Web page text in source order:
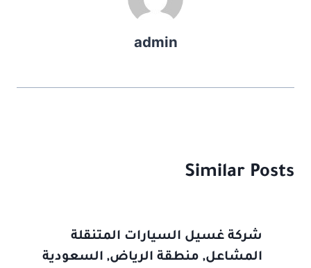
admin
Similar Posts
شركة غسيل السيارات المتنقلة
المشاعل, منطقة الرياض, السعودية